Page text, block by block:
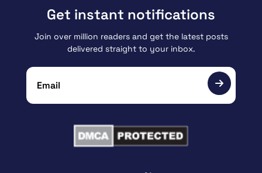
Get instant notifications
Join over million readers and get the latest posts
delivered straight to your inbox.